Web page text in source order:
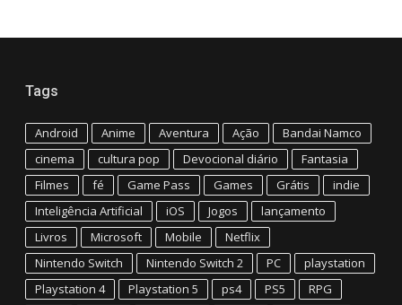
Tags
Android Anime Aventura Ação
Bandai Namco
cinema
cultura pop Devocional diário
Fantasia
Filmes
fé Game Pass Games Grátis
indie
Inteligência Artificial
iOS Jogos
lançamento
Livros
Microsoft Mobile
Netflix
Nintendo Switch
Nintendo Switch 2 PC
playstation
Playstation 4
Playstation 5 ps4 PS5
RPG